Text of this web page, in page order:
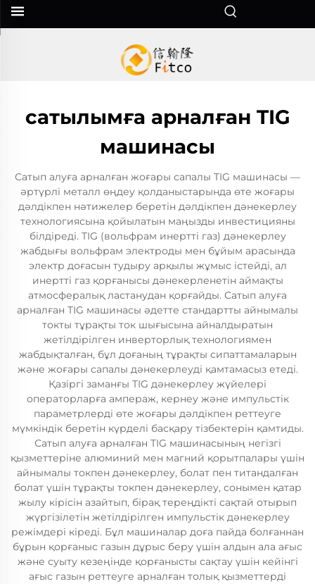
сатылымға арналған TIG
машинасы
Сатып алуға арналған жоғары сапалы TIG машинасы —
әртүрлі металл өңдеу қолданыстарында өте жоғары
дәлдікпен нәтижелер беретін дәлдікпен дәнекерлеу
технологиясына қойылатын маңызды инвестицияны
білдіреді. TIG (вольфрам инертті газ) дәнекерлеу
жабдығы вольфрам электроды мен бұйым арасында
электр доғасын тудыру арқылы жұмыс істейді, ал
инертті газ қорғанысы дәнекерленетін аймақты
атмосфералық ластанудан қорғайды. Сатып алуға
арналған TIG машинасы әдетте стандартты айнымалы
токты тұрақты ток шығысына айналдыратын
жетілдірілген инверторлық технологиямен
жабдықталған, бұл доғаның тұрақты сипаттамаларын
және жоғары сапалы дәнекерлеуді қамтамасыз етеді.
Қазіргі заманғы TIG дәнекерлеу жүйелері
операторларға ампераж, кернеу және импульстік
параметрлерді өте жоғары дәлдікпен реттеуге
мүмкіндік беретін күрделі басқару тізбектерін қамтиды.
Сатып алуға арналған TIG машинасының негізгі
қызметтеріне алюминий мен магний қорытпалары үшін
айнымалы токпен дәнекерлеу, болат пен титандалған
болат үшін тұрақты токпен дәнекерлеу, сонымен қатар
жылу кірісін азайтып, бірақ тереңдікті сақтай отырып
жүргізілетін жетілдірілген импульстік дәнекерлеу
режімдері кіреді. Бұл машиналар доға пайда болғаннан
бұрын қорғаныс газын дұрыс беру үшін алдын ала ағыс
және суыту кезеңінде қорғанысты сақтау үшін кейінгі
ағыс газын реттеуге арналған толық қызметтерді